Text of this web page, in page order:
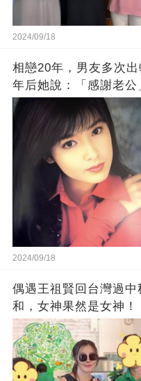
2024/09/18
相戀20年，男友多次
年后她說：「感謝老公
2024/09/18
偶遇王祖賢回台灣過
和，女神果然是女神！